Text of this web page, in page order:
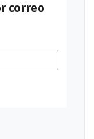
correo